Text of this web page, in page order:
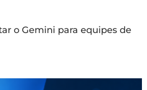
o Gemini para equipes de